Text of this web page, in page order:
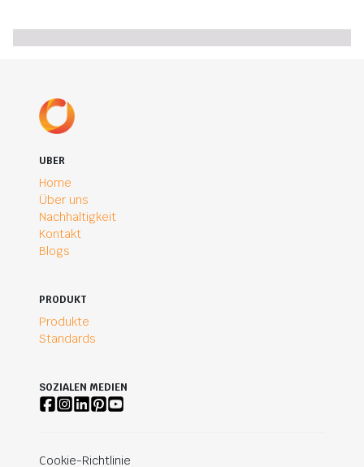
UBER
Home
Über uns
Nachhaltigkeit
Kontakt
Blogs
PRODUKT
Produkte
Standards
SOZIALEN MEDIEN
Cookie-Richtlinie